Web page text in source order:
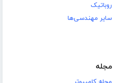
روباتیک
سایر مهندسی‌ها
مجله